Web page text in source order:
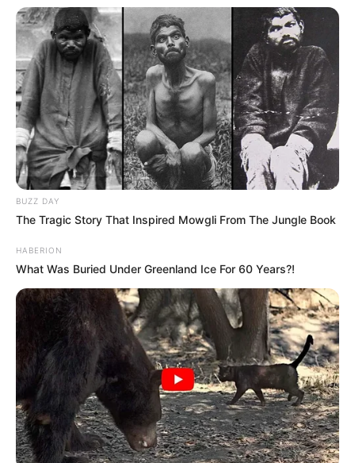
BUZZ DAY
The Tragic Story That Inspired Mowgli From The Jungle Book
HABERION
What Was Buried Under Greenland Ice For 60 Years?!